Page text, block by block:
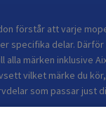
förstår att varje
specifika delar.
alla märken inklusive
vilket märke du
som passar just